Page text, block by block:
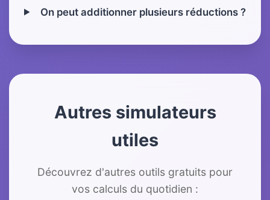
On peut additionner plusieurs réductions ?
Autres simulateurs
utiles
Découvrez d'autres outils gratuits pour
vos calculs du quotidien :